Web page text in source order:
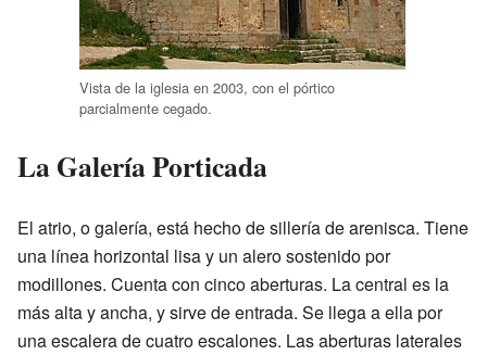
Vista de la iglesia en 2003, con el pórtico
parcialmente cegado.
La Galería Porticada
El atrio, o galería, está hecho de sillería de arenisca. Tiene
una línea horizontal lisa y un alero sostenido por
modillones. Cuenta con cinco aberturas. La central es la
más alta y ancha, y sirve de entrada. Se llega a ella por
una escalera de cuatro escalones. Las aberturas laterales